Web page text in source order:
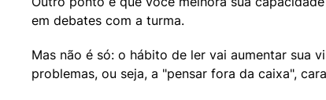
em debates com a turma.
Mas não é só: o hábito de ler vai aumentar sua
problemas, ou seja, a "pensar fora da caixa",